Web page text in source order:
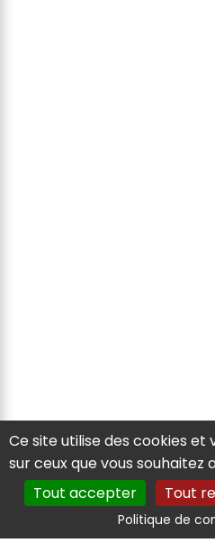
Ce site utilise des cookies
sur ceux que vous souhaitez
Tout accepter
Tout
Politique de